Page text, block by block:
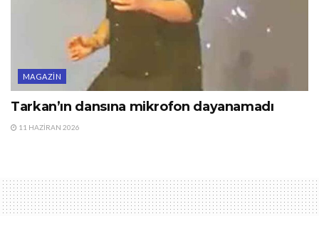
MAGAZIN
Tarkan’ın dansına mikrofon dayanamadı
11 HAZIRAN 2026